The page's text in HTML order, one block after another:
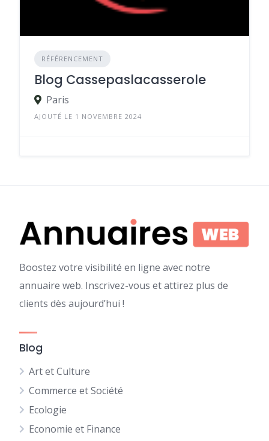
RÉFÉRENCEMENT
Blog Cassepaslacasserole
Paris
AJOUTÉ LE 1 NOVEMBRE 2024
Boostez votre visibilité en ligne avec notre
annuaire web. Inscrivez-vous et attirez plus de
clients dès aujourd’hui !
Blog
Art et Culture
Commerce et Société
Ecologie
Economie et Finance